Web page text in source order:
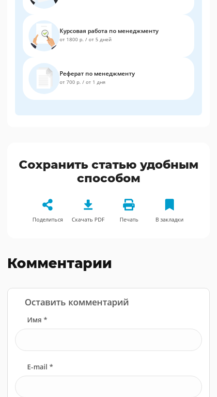
Курсовая работа по менеджменту
от 1800 р. / от 5 дней
Реферат по менеджменту
от 700 р. / от 1 дня
Сохранить статью удобным
способом
Поделиться Скачать PDF Печать В закладки
Комментарии
Оставить комментарий
Имя *
E-mail *